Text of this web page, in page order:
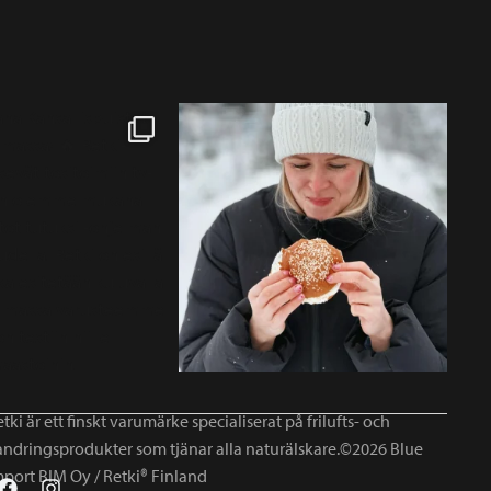
är ett finskt varumärke specialiserat på frilufts- och
som tjänar alla naturälskare.©2026 Blue
BIM Oy / Retki® Finland